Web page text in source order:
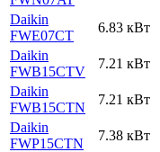
Daikin
FWE07CT
6.83 кВт
Daikin
FWB15CTV
7.21 кВт
Daikin
FWB15CTN
7.21 кВт
Daikin
FWP15CTN
7.38 кВт